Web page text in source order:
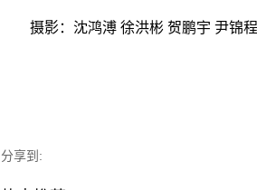
摄影：沈鸿溥 徐洪彬 贺鹏宇 尹锦程
分享到: